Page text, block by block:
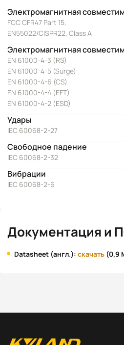
Электромагнитная
FCC CFR47 Part 15,
EN55022/CISPR22, Class A
Электромагнитная
EN 61000-4-3 (RS)
EN 61000-4-5 (Surge)
EN 61000-4-6 (CS)
EN 61000-4-4 (EFT)
EN 61000-4-2 (ESD)
Удары
IEC 60068-2-27
Свободное падение
IEC 60068-2-32
Вибрации
IEC 60068-2-6
Документация и
Datasheet (англ.): скачать (0,9